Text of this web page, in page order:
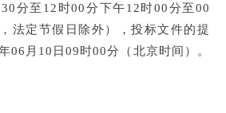
分至12时00分下午12时00分至00
法定节假日除外），投标文件的提
06月10日09时00分（北京时间）。